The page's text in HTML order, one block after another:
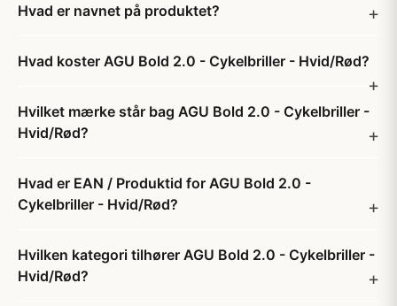
Hvad er navnet på produktet?
Hvad koster AGU Bold 2.0 - Cykelbriller - Hvid/Rød?
Hvilket mærke står bag AGU Bold 2.0 - Cykelbriller -
Hvid/Rød?
Hvad er EAN / Produktid for AGU Bold 2.0 -
Cykelbriller - Hvid/Rød?
Hvilken kategori tilhører AGU Bold 2.0 - Cykelbriller -
Hvid/Rød?